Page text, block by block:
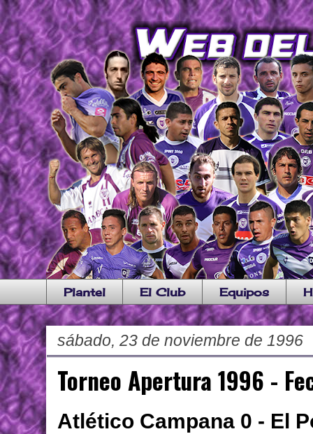
Plantel El Club Equipos
sábado, 23 de noviembre de 1996
Torneo Apertura 1996 -
Atlético Campana 0 - El